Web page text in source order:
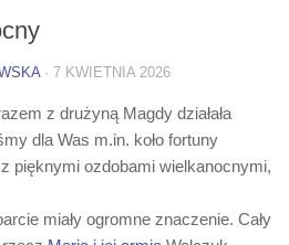
· 7 KWIETNIA 2026
z drużyną Magdy działała
dla Was m.in. koło fortuny
pięknymi ozdobami wielkanocnymi,
miały ogromne znaczenie. Cały